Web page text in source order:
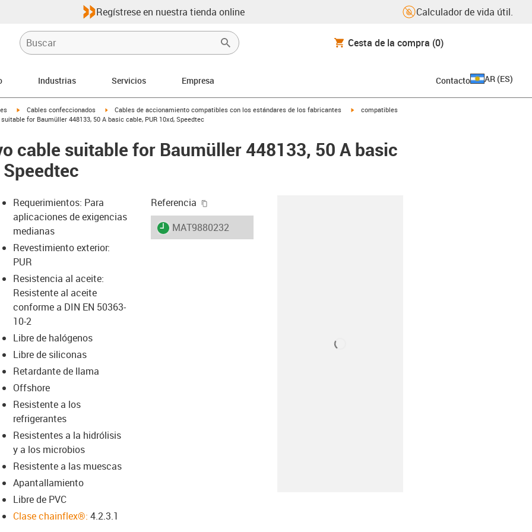
Regístrese en nuestra tienda online Calculador de vida útil.
Cesta de la compra (0)
Industrias Servicios Empresa Contacto AR (ES)
igus-icon-arrow-right
Cables confeccionados igus-icon-arrow-right
Cables de accionamiento compatibles con los estándares de los fabricantes igus-icon-arrow-right
compatibles
for Baumüller 448133, 50 A basic cable, PUR 10xd, Speedtec
cable suitable for Baumüller 448133, 50 A basic
icon-lupe
icon-lupe
Requerimientos: Para
aplicaciones de exigencias
medianas
Revestimiento exterior:
PUR
Resistencia al aceite:
Resistente al aceite
conforme a DIN EN 50363-
10-2
Libre de halógenos
Libre de siliconas
Retardante de llama
Offshore
Resistente a los
refrigerantes
Resistentes a la hidrólisis
y a los microbios
Resistente a las muescas
Apantallamiento
Libre de PVC
Clase chainflex®: 4.2.3.1
Referencia
igus-icon-lieferzeit
MAT9880232